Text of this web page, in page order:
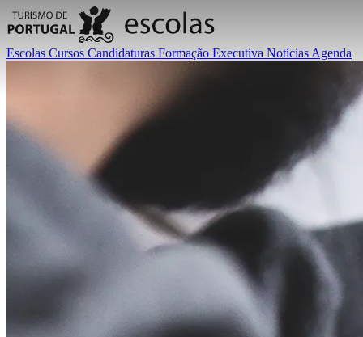
Escolas Cursos Candidaturas Formação Executiva Notícias Agenda